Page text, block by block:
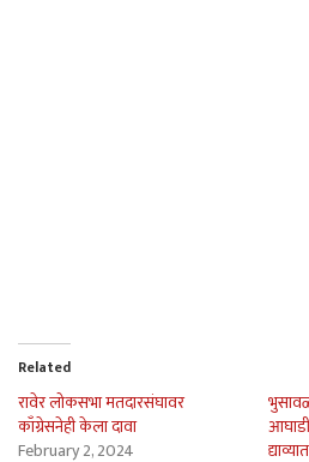
Related
रावेर लोकसभा मतदारसंघावर
काँग्रेसनेही केला दावा
February 2, 2024
द्याव्यात